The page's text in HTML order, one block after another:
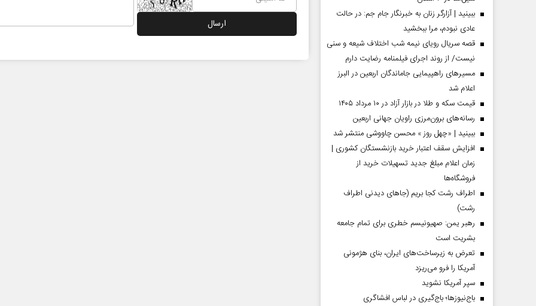
ببینید | آزارگر زنان به خبرنگار جام جم: در حالت
عادی نبودم، مرا ببخشید
قصه سریال رویای نیمه شب اختلاف شیعه و سنی
نیست/ از روند اجرای فیلمنامه رضایت دارم
مسیر‌های راهپیمایی جاماندگان اربعین در البرز
اعلام شد
قیمت سکه و طلا در بازار آزاد در ۱۰ مرداد ۱۴۰۵
رسانه‌های برون‌مرزی راویان جهانی اربعین
ببینید | «چهل روز » محسن چاووشی منتشر شد
افزایش سقف اعتبار خرید بازنشستگان کشوری |
زمان اعلام مبلغ جدید تسهیلات خرید از
فروشگاه‌ها
اطراف رشت کجا بریم (جاهای دیدنی اطراف
رشت)
رهبر یمن: صهیونیسم خطری برای تمام جامعه
بشریت است
تعرض به زیرساخت‌های ایران، بنای هژمونی
آمریکا را فرو می‌ریزد
سپر آمریکا نشوید
باج‌نیوزها؛ باج‌گیری در لباس افشاگری
صفحات نخست روزنامه ها‌ی‌سه‌شنبه ۶ مردادماه صفحات نخست روزنامه ها‌ی یکشنبه ۴ مردادماه